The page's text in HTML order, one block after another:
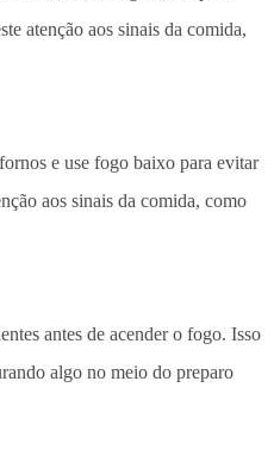
e use fogo baixo para evitar
aos sinais da comida, como